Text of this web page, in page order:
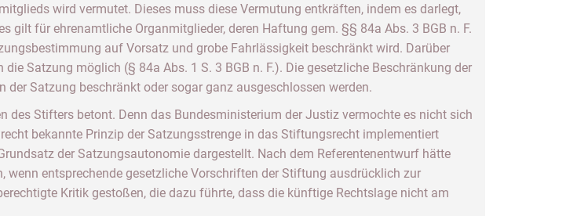
wird vermutet. Dieses muss diese Vermutung entkräften, indem es darlegt,
für ehrenamtliche Organmitglieder, deren Haftung gem. §§ 84a Abs. 3 BGB n. F.
auf Vorsatz und grobe Fahrlässigkeit beschränkt wird. Darüber
Satzung möglich (§ 84a Abs. 1 S. 3 BGB n. F.). Die gesetzliche Beschränkung der
Satzung beschränkt oder sogar ganz ausgeschlossen werden.
des Stifters betont. Denn das Bundesministerium der Justiz vermochte es nicht sich
bekannte Prinzip der Satzungsstrenge in das Stiftungsrecht implementiert
der Satzungsautonomie dargestellt. Nach dem Referentenentwurf hätte
entsprechende gesetzliche Vorschriften der Stiftung ausdrücklich zur
Kritik gestoßen, die dazu führte, dass die künftige Rechtslage nicht am